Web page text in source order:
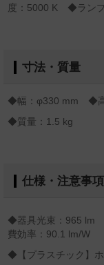
度：5000 K ◆ランプ
寸法・質量
◆幅：φ330 mm ◆
◆質量：1.5 kg
仕様・注意事項
◆器具光束：965
費効率：90.1 lm/W
◆【プラスチック】ホ